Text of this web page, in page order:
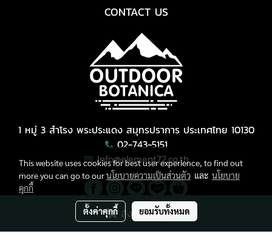
สั่งซื้อสินค้า
CONTACT US
1 หมู่ 3 สำโรง พระประแดง สมุทรปราการ ประเทศไทย 10130
02-743-5151
Info@element72.co.th
Copyright © All Right Reserved.
This website uses cookies for best user experience, to find out
more you can go to ourนโยบายความเป็นส่วนตัว และ นโยบาย
คุกกี้
ตั้งค่าคุกกี้ ยอมรับทั้งหมด